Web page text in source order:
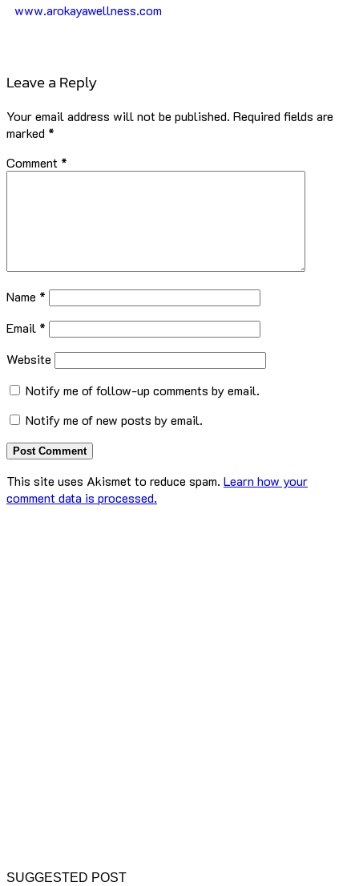
www.arokayawellness.com
Leave a Reply
Your email address will not be published. Required fields are
marked *
Comment *
Name *
Email *
Website
Notify me of follow-up comments by email.
Notify me of new posts by email.
This site uses Akismet to reduce spam. Learn how your
comment data is processed.
SUGGESTED POST